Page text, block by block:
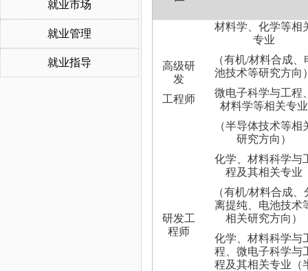
就业市场
就业管理
就业指导
高级研
发
工程师
材料学、化学等相
专业
（有机/材料合成、
池技术等研究方向
微电子科学与工程
材料学等相关专业
（半导体技术等相
研究方向）
研发工
程师
化学、材料科学与
程及其相关专业
（有机/材料合成、
离提纯、 电池技术
相关研究方向 ）
化学、材料科学与
程、微电子科学与
程及其相关专业 （